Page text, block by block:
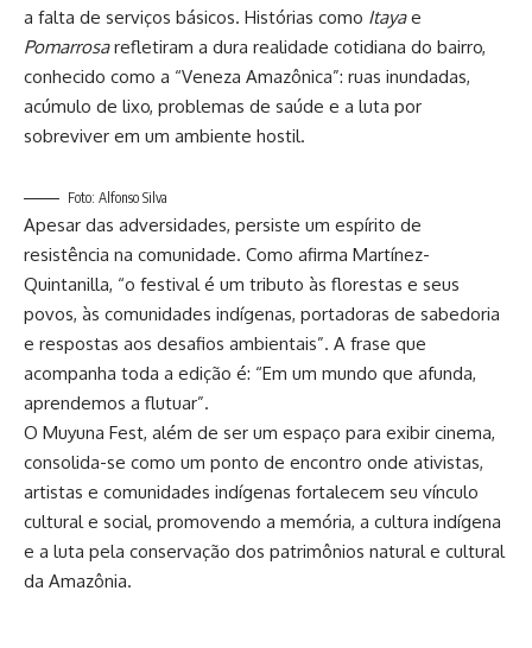
a falta de serviços básicos. Histórias como Itayae
Pomarrosarefletiram a dura realidade cotidiana do bairro,
conhecido como a “Veneza Amazônica”: ruas inundadas,
acúmulo de lixo, problemas de saúde e a luta por
sobreviver em um ambiente hostil.
Foto: Alfonso Silva
Apesar das adversidades, persiste um espírito de
resistência na comunidade. Como afirma Martínez-
Quintanilla, “o festival é um tributo às florestas e seus
povos, às comunidades indígenas, portadoras de sabedoria
e respostas aos desafios ambientais”. A frase que
acompanha toda a edição é: “Em um mundo que afunda,
aprendemos a flutuar”.
O Muyuna Fest, além de ser um espaço para exibir cinema,
consolida-se como um ponto de encontro onde ativistas,
artistas e comunidades indígenas fortalecem seu vínculo
cultural e social, promovendo a memória, a cultura indígena
e a luta pela conservação dos patrimônios natural e cultural
da Amazônia.